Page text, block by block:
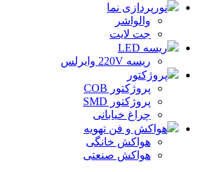
نورپردازی نما
والواشر
جت لایت
ریسه LED
ریسه 220V وایرلس
پروژکتور
پروژکتور COB
پروژکتور SMD
چراغ خیابانی
هواکش و فن تهویه
هواکش خانگی
هواکش صنعتی